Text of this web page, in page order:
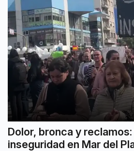
Dolor, bronca y
inseguridad en Mar del